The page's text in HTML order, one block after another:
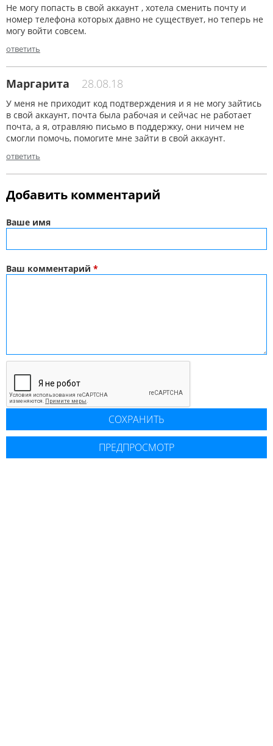
Не могу попасть в свой аккаунт , хотела сменить почту и
номер телефона которых давно не существует, но теперь не
могу войти совсем.
ответить
Маргарита 28.08.18
У меня не приходит код подтверждения и я не могу зайтись
в свой аккаунт, почта была рабочая и сейчас не работает
почта, а я, отравляю письмо в поддержку, они ничем не
смогли помочь, помогите мне зайти в свой аккаунт.
ответить
Добавить комментарий
Ваше имя
Ваш комментарий *